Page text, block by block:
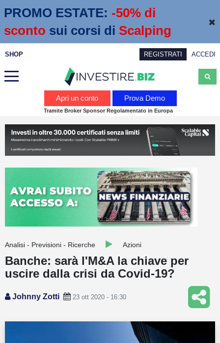
PROMO ESTATE: -50% di
sconto sui corsi di Scalping
SHOP REGISTRATI ACCEDI
Calendario economico
Webinar
Trading
Education
Quotazioni
Conto IG
Guru Monitor
Apri un conto Prova Demo
Tramite Broker Sponsor Regolamentato in Europa
Analisi - Previsioni - Ricerche Azioni
Banche: sarà l'M&A la chiave per
uscire dalla crisi da Covid-19?
Johnny Zotti 23 ott 2020 - 16:30